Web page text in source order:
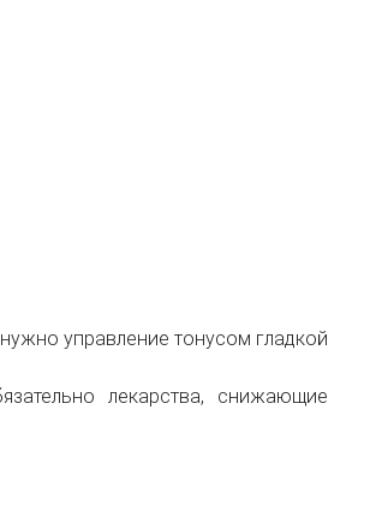
управление тонусом гладкой
лекарства, снижающие